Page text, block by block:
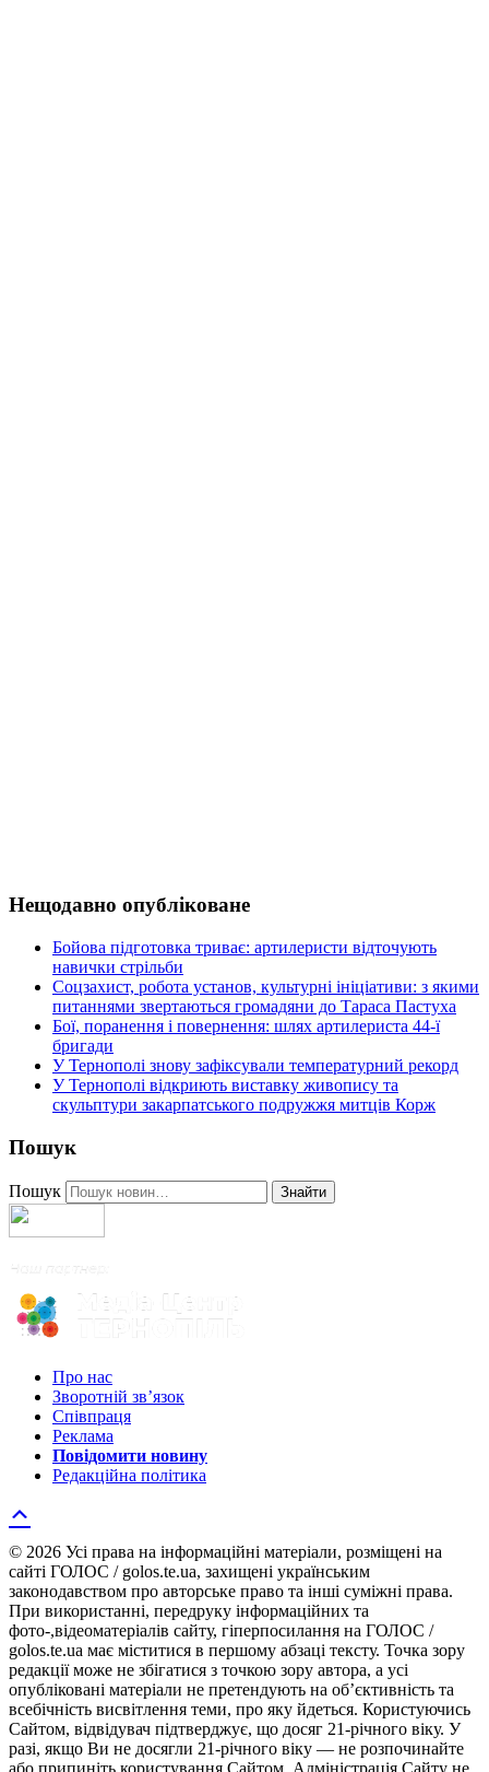
Нещодавно опубліковане
Бойова підготовка триває: артилеристи відточують
навички стрільби
Соцзахист, робота установ, культурні ініціативи: з якими
питаннями звертаються громадяни до Тараса Пастуха
Бої, поранення і повернення: шлях артилериста 44-ї
бригади
У Тернополі знову зафіксували температурний рекорд
У Тернополі відкриють виставку живопису та
скульптури закарпатського подружжя митців Корж
Пошук
Пошук Знайти
Про нас
Зворотній зв’язок
Співпраця
Реклама
Повідомити новину
Редакційна політика
© 2026 Усі права на інформаційні матеріали, розміщені на
сайті ГОЛОС / golos.te.ua, захищені українським
законодавством про авторське право та інші суміжні права.
При використанні, передруку інформаційних та
фото-,відеоматеріалів сайту, гіперпосилання на ГОЛОС /
golos.te.ua має міститися в першому абзаці тексту. Точка зору
редакції може не збігатися з точкою зору автора, а усі
опубліковані матеріали не претендують на об’єктивність та
всебічність висвітлення теми, про яку йдеться. Користуючись
Сайтом, відвідувач підтверджує, що досяг 21-річного віку. У
разі, якщо Ви не досягли 21-річного віку — не розпочинайте
або припиніть користування Сайтом. Адміністрація Сайту не